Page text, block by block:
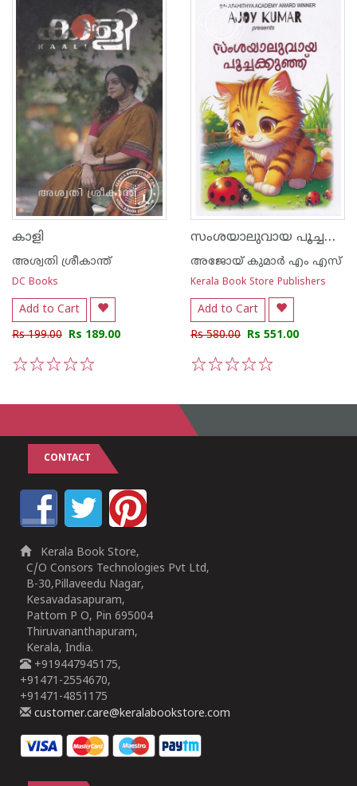
കാളി
അശ്വതി ശ്രീകാന്ത്
DC Books
Add to Cart
Rs 199.00 Rs 189.00
സംശയാലുവായ പൂച്ചക്കുഞ്ഞ്
അജോയ് കുമാര്‍ എം എസ്
Kerala Book Store Publishers
Add to Cart
Rs 580.00 Rs 551.00
CONTACT
Kerala Book Store,
C/O Consors Technologies Pvt Ltd,
B-30,Pillaveedu Nagar,
Kesavadasapuram,
Pattom P O, Pin 695004
Thiruvananthapuram,
Kerala, India.
+919447945175,
+91471-2554670,
+91471-4851175
customer.care@keralabookstore.com